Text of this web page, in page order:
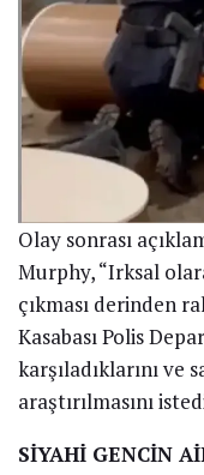
Olay sonrası
Murphy, “Irksal
çıkması derinden
Kasabası Polis
karşıladıklarını ve
araştırılmasını
SİYAHİ GENCİN